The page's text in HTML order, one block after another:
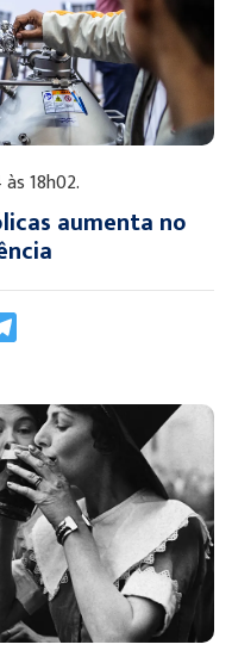
18h02.
aumenta no